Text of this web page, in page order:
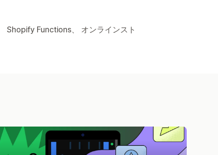
Shopify Functions、 オンラインスト